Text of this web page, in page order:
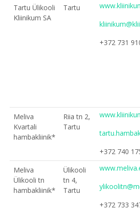
Tartu Ülikooli
Kliinikum SA
Tartu
+372 731
Meliva
Kvartali
hambakliinik*
Riia tn 2,
Tartu
+372 740
Meliva
Ülikooli tn
hambakliinik*
Ülikooli
tn 4,
Tartu
+372 733